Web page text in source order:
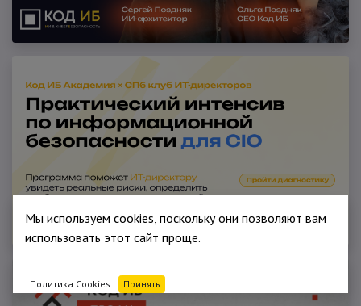
Мы используем cookies, поскольку они позволяют вам
использовать этот сайт проще.
Политика Cookies Принять